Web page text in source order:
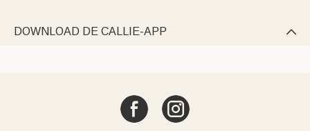
DOWNLOAD DE CALLIE-APP 